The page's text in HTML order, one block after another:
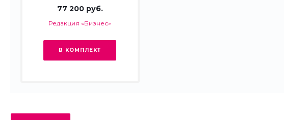
77 200 руб.
Редакция «Бизнес»
В КОМПЛЕКТ